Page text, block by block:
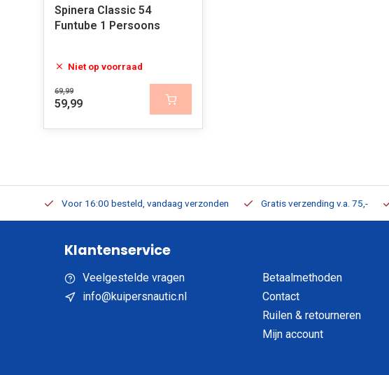
Spinera Classic 54
Funtube 1 Persoons
Niet op voorraad
69,99
59,99
Voor 16:00 besteld, vandaag verzonden Gratis verzending v.a. 75,-
Klantenservice
Veelgestelde vragen
info@kuipersnautic.nl
Betaalmethoden
Contact
Ruilen & retourneren
Mijn account